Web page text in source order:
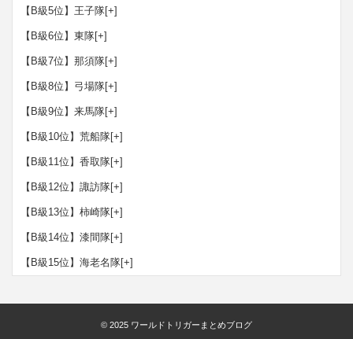
【B級5位】王子隊[+]
【B級6位】東隊[+]
【B級7位】那須隊[+]
【B級8位】弓場隊[+]
【B級9位】来馬隊[+]
【B級10位】荒船隊[+]
【B級11位】香取隊[+]
【B級12位】諏訪隊[+]
【B級13位】柿崎隊[+]
【B級14位】漆間隊[+]
【B級15位】海老名隊[+]
© 2025 ワールドトリガーまとめブログ